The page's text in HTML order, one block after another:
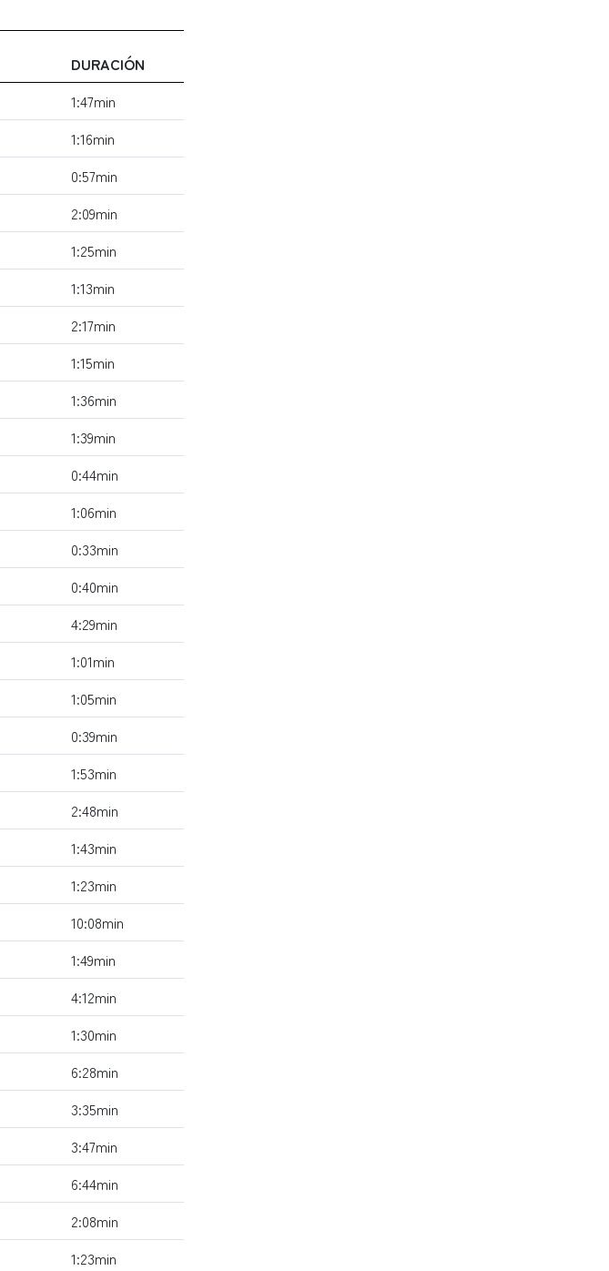
DURACIÓN
1:47min
1:16min
0:57min
2:09min
1:25min
1:13min
2:17min
1:15min
1:36min
1:39min
0:44min
1:06min
0:33min
0:40min
4:29min
1:01min
1:05min
0:39min
1:53min
2:48min
1:43min
1:23min
10:08min
1:49min
4:12min
1:30min
6:28min
3:35min
3:47min
6:44min
2:08min
1:23min